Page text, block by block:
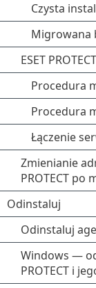
Czysta
Migrowana
ESET
Procedura
Procedura
Łączenie
Zmienianie
PROTECT po
Odinstaluj
Odinstaluj
Windows —
PROTECT i